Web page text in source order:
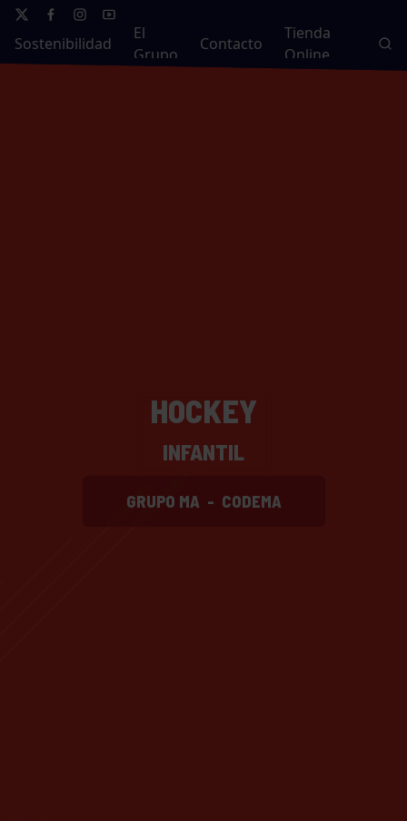
Sostenibilidad
El
Grupo
Contacto
Tienda
Online
HOCKEY
INFANTIL
GRUPO MA - CODEMA